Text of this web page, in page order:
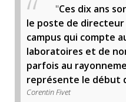
"Ces dix ans
le poste de directeur
campus qui compte
laboratoires et de
parfois au
représente le début
Corentin Fivet